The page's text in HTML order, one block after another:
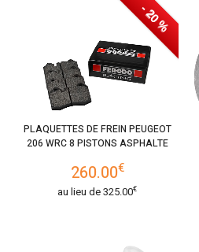
- 20 %
PLAQUETTES DE FREIN PEUGEOT
206 WRC 8 PISTONS ASPHALTE
260.00€
au lieu de325.00€